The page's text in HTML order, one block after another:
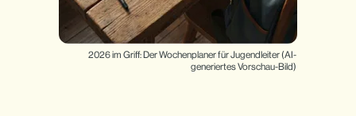
2026 im Griff: Der Wochenplaner für Jugendleiter (AI-
generiertes Vorschau-Bild)